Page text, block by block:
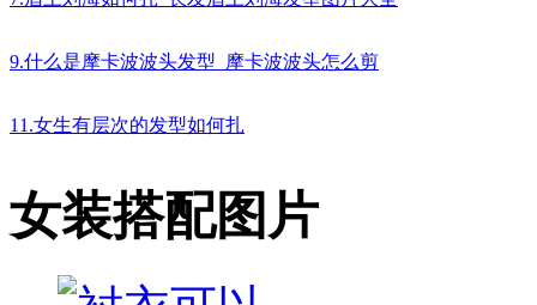
9.什么是摩卡波波头发型_摩卡波波头怎么剪
11.女生有层次的发型如何扎
女装搭配图片